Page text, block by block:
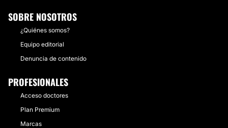
SOBRE NOSOTROS
¿Quiénes somos?
Equipo editorial
Denuncia de contenido
PROFESIONALES
Acceso doctores
Plan Premium
Marcas